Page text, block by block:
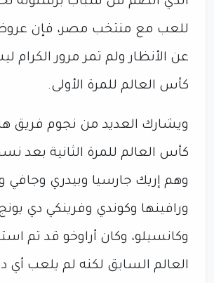
للعب مع منتخب مصر، فإن
عن الأنظار ولم تمر مرور الكرام
كأس العالم للمرة الأولى.
ويشارك العديد من نجوم فريق
وهم إريك جارسيا وبيدري وجافي
ورافينها وكوندي وفرينكي دي
وكانسيلو، وكان أراوخو قد تم
العالم السابق لكنه لم يلعب أي